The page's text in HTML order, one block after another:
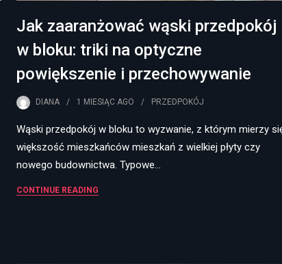
Jak zaaranżować wąski przedpokój
w bloku: triki na optyczne
powiększenie i przechowywanie
DIANA 1 MIESIĄCAGO PRZEDPOKÓJ
Wąski przedpokój w bloku to wyzwanie, z którym mierzy
większość mieszkańców mieszkań z wielkiej płyty czy
nowego budownictwa. Typowe…
CONTINUE READING